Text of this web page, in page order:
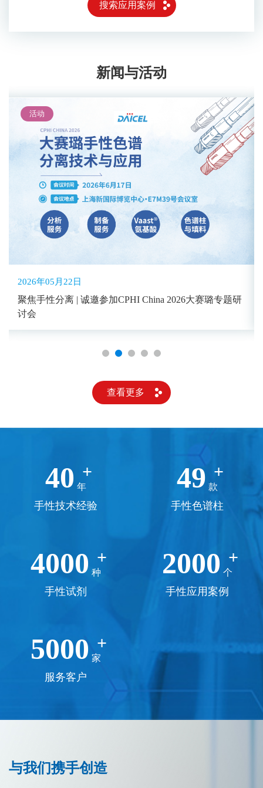
搜索应用案例
新闻与活动
活动
2026年05月22日
聚焦手性分离 | 诚邀参加CPHI China 2026大赛璐专题研
讨会
查看更多
40 +
年
手性技术经验
50 +
款
手性色谱柱
4000 +
种
手性试剂
2000 +
个
手性应用案例
5000 +
家
服务客户
与我们携手创造